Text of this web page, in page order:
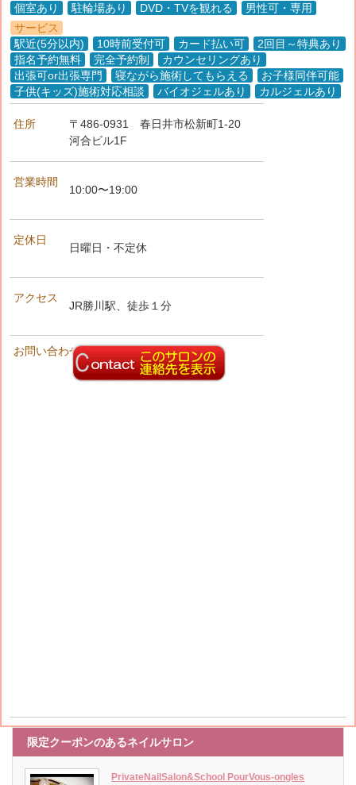
個室あり
駐輪場あり DVD・TVを観れる
男性可・専用
サービス
駅近(5分以内)
10時前受付可 カード払い可
2回目～特典あり
指名予約無料
完全予約制
カウンセリングあり
出張可or出張専門
寝ながら施術してもらえる
お子様同伴可能
子供(キッズ)施術対応相談
バイオジェルあり カルジェルあり
住所 〒486-0931 春日井市松新町1-20
河合ビル1F
営業時間
10:00〜19:00
定休日
日曜日・不定休
アクセス
JR勝川駅、徒歩１分
お問い合わせ先
限定クーポンのあるネイルサロン
PrivateNailSalon&School PourVous-ongles